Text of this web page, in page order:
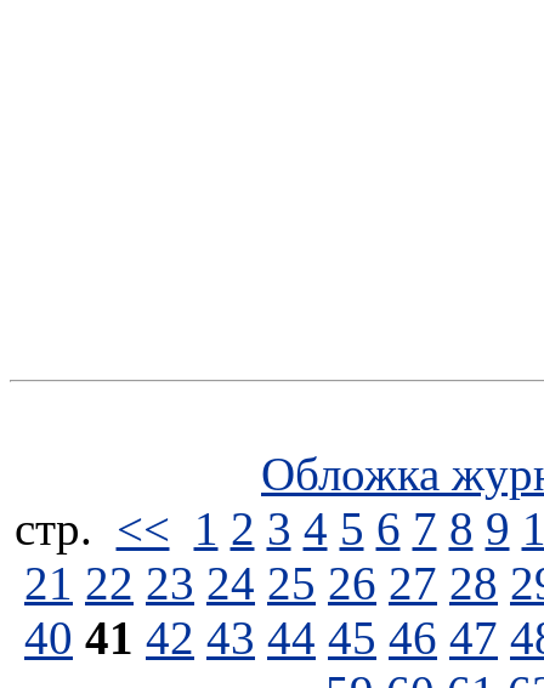
Обложка
стp. << 1 2 3 4 5 6 7 8 9
21 22 23 24 25 26 27 28
40 41 42 43 44 45 46 47